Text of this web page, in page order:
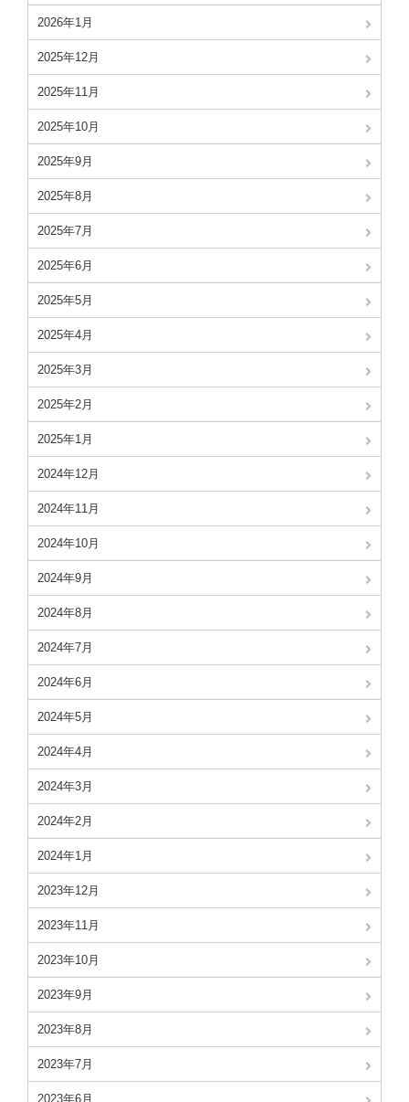
2026年1月
2025年12月
2025年11月
2025年10月
2025年9月
2025年8月
2025年7月
2025年6月
2025年5月
2025年4月
2025年3月
2025年2月
2025年1月
2024年12月
2024年11月
2024年10月
2024年9月
2024年8月
2024年7月
2024年6月
2024年5月
2024年4月
2024年3月
2024年2月
2024年1月
2023年12月
2023年11月
2023年10月
2023年9月
2023年8月
2023年7月
2023年6月